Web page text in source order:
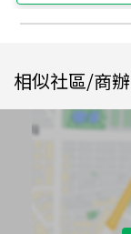
相似社區/商辦